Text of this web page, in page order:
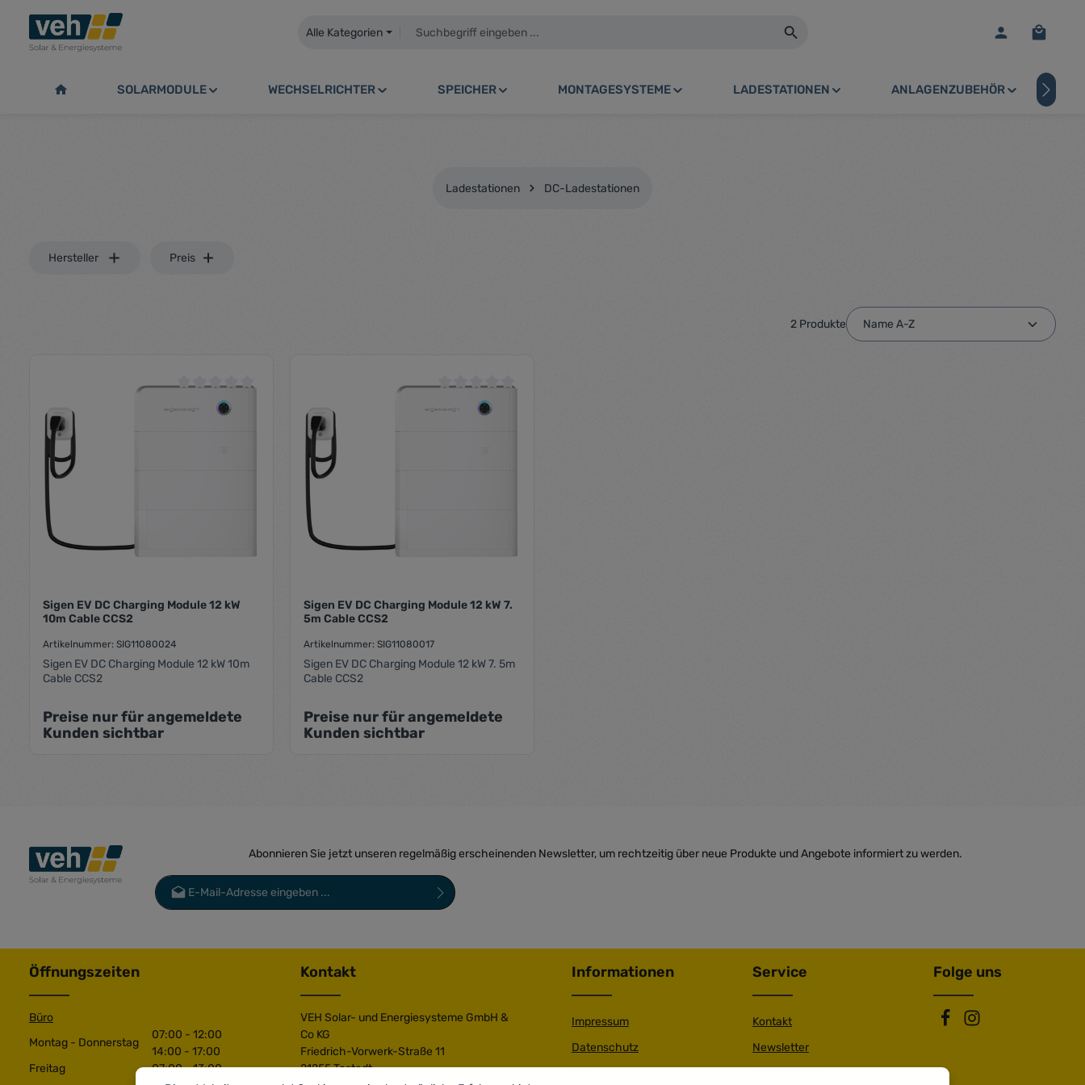
Zur Hauptnavigation springen
Alle Kategorien
SOLARMODULE WECHSELRICHTER SPEICHER MONTAGESYSTEME LADESTATIONEN ANLAGENZUBEHÖR
Ladestationen DC-Ladestationen
Hersteller Preis
2 Produkte
Durchschnittliche Bewertung von 0 von 5 Sternen
Sigen EV DC Charging Module 12 kW
10m Cable CCS2
Artikelnummer: SIG11080024
Sigen EV DC Charging Module 12 kW 10m
Cable CCS2
Preise nur für angemeldete
Kunden sichtbar
Durchschnittliche Bewertung von 0 von 5 Sternen
Sigen EV DC Charging Module 12 kW 7.
5m Cable CCS2
Artikelnummer: SIG11080017
Sigen EV DC Charging Module 12 kW 7. 5m
Cable CCS2
Preise nur für angemeldete
Kunden sichtbar
Abonnieren Sie jetzt unseren regelmäßig erscheinenden Newsletter, um rechtzeitig über neue Produkte und Angebote informiert zu werden.
E-Mail-Adresse*
Ich habe dieDatenschutzbestimmungenzur Kenntnis
gelesen und bin mit ihnen
Öffnungszeiten
Büro
Montag - Donnerstag
07:00 - 12:00
14:00 - 17:00
Freitag
07:00 - 13:00
Kontakt
VEH Solar- und Energiesysteme GmbH &
Co KG
Friedrich-Vorwerk-Straße 11
21255 Tostedt
Informationen
Impressum
Datenschutz
Service
Kontakt
Newsletter
Folge uns